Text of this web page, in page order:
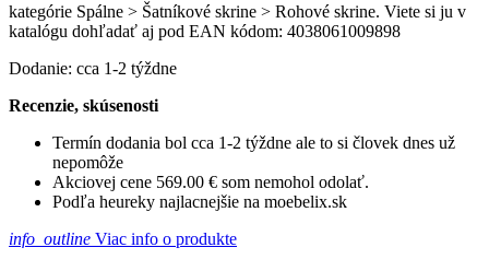
kategórie Spálne > Šatníkové skrine > Rohové skrine. Viete si ju v
katalógu dohľadať aj pod EAN kódom: 4038061009898
Dodanie: cca 1-2 týždne
Recenzie, skúsenosti
Termín dodania bol cca 1-2 týždne ale to si človek dnes už
nepomôže
Akciovej cene 569.00 € som nemohol odolať.
Podľa heureky najlacnejšie na moebelix.sk
info_outline Viac info o produkte